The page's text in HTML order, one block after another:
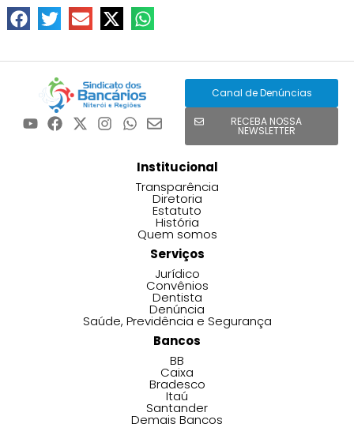
Canal de Denúncias
RECEBA NOSSA
NEWSLETTER
Institucional
Transparência
Diretoria
Estatuto
História
Quem somos
Serviços
Jurídico
Convênios
Dentista
Denúncia
Saúde, Previdência e Segurança
Bancos
BB
Caixa
Bradesco
Itaú
Santander
Demais Bancos